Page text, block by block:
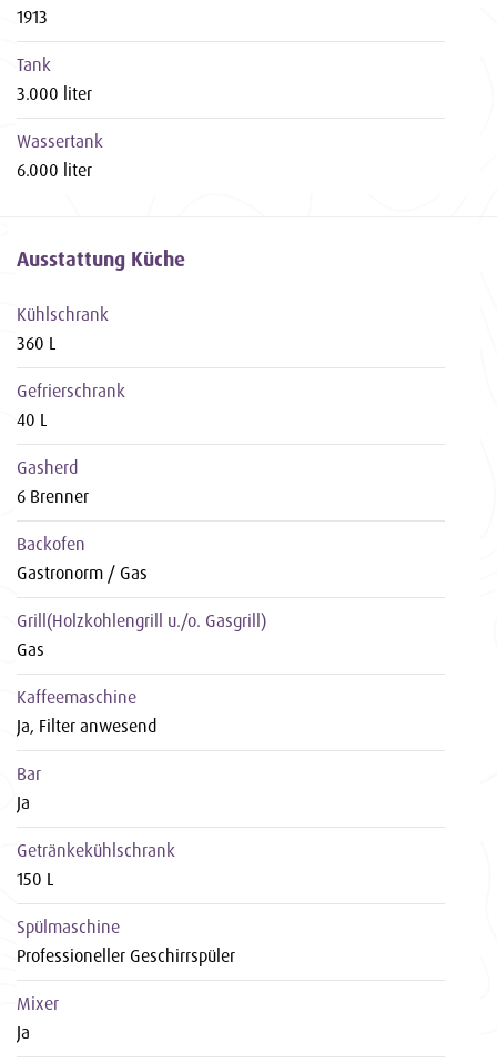
1913
Tank
3.000 liter
Wassertank
6.000 liter
Ausstattung Küche
Kühlschrank
360 L
Gefrierschrank
40 L
Gasherd
6 Brenner
Backofen
Gastronorm / Gas
Grill(Holzkohlengrill u./o. Gasgrill)
Gas
Kaffeemaschine
Ja, Filter anwesend
Bar
Ja
Getränkekühlschrank
150 L
Spülmaschine
Professioneller Geschirrspüler
Mixer
Ja